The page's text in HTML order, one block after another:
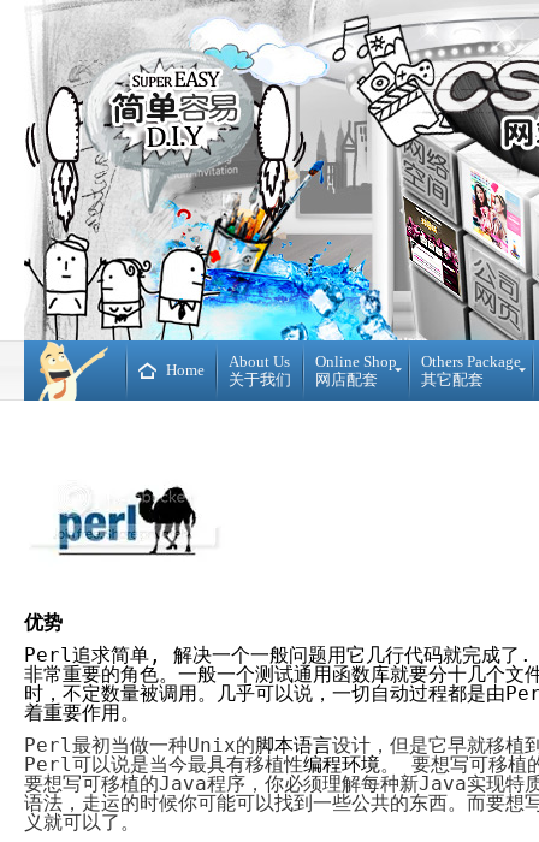
Home
About Us
关于我们
Online Shop
网店配套
CMS
Web
其
智
能
网
店
Others Package
其它配套
MLM
Investment
投
资
统
Cash
System
现
优势
Perl追求简单 , 解决一个一般问题用它几行代码就完成了
非常重要的角色。一般一个测试通用函数库就要分十几个
时，不定数量被调用。几乎可以说，一切自动过程都是由
着重要作用。
Perl最初当做一种Unix的脚本语言设计，但是它早就移植
Perl可以说是当今最具有移植性编程环境。 要想写可移植
要想写可移植的Java程序，你必须理解每种新Java实现特
语法，走运的时候你可能可以找到一些公共的东西。而要想
义就可以了。